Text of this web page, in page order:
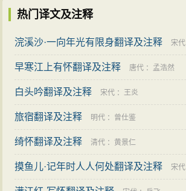
热门译文及注释
浣溪沙·一向年光有限身翻译及注释 宋代
早寒江上有怀翻译及注释 唐代 ： 孟浩然
白头吟翻译及注释 宋代 ：王炎
旅宿翻译及注释 明代 ： 曾仕鉴
绮怀翻译及注释 清代 ：黄景仁
摸鱼儿·记年时人人何处翻译及注释 宋代